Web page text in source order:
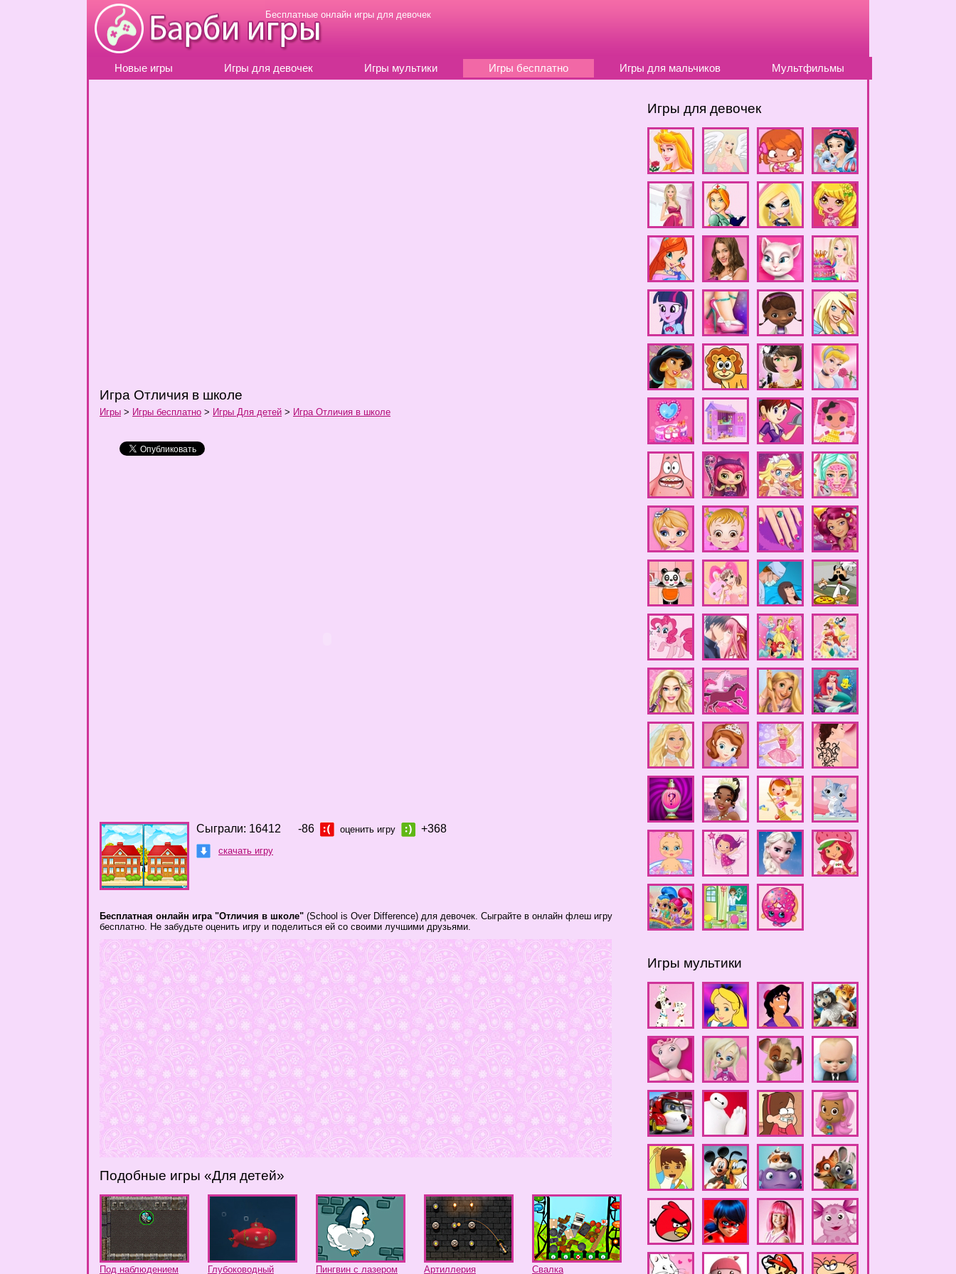
Бесплатные онлайн игры для девочек
Новые игры Игры для девочек Игры мультики Игры бесплатно Игры для мальчиков Мультфильмы
Игра Отличия в школе
Игры > Игры бесплатно > Игры Для детей > Игра Отличия в школе
Сыграли: 16412 -86 оценить игру +368
скачать игру
Бесплатная онлайн игра "Отличия в школе" (School is Over Difference) для девочек. Сыграйте в онлайн флеш игру
бесплатно. Не забудьте оценить игру и поделиться ей со своими лучшими друзьями.
Подобные игры «Для детей»
Под наблюдением
Глубоководный
Пингвин с лазером
Артиллерия
Свалка
Игры для девочек
Игры мультики